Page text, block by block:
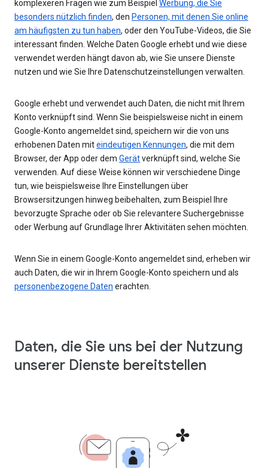
komplexeren Fragen wie zum Beispiel Werbung, die Sie
besonders nützlich finden, den Personen, mit denen Sie online
am häufigsten zu tun haben, oder den YouTube-Videos, die Sie
interessant finden. Welche Daten Google erhebt und wie diese
verwendet werden hängt davon ab, wie Sie unsere Dienste
nutzen und wie Sie Ihre Datenschutzeinstellungen verwalten.
Google erhebt und verwendet auch Daten, die nicht mit Ihrem
Konto verknüpft sind. Wenn Sie beispielsweise nicht in einem
Google-Konto angemeldet sind, speichern wir die von uns
erhobenen Daten miteindeutigen Kennungen, die mit dem
Browser, der App oder dem Gerätverknüpft sind, welche Sie
verwenden. Auf diese Weise können wir verschiedene Dinge
tun, wie beispielsweise Ihre Einstellungen über
Browsersitzungen hinweg beibehalten, zum Beispiel Ihre
bevorzugte Sprache oder ob Sie relevantere Suchergebnisse
oder Werbung auf Grundlage Ihrer Aktivitäten sehen möchten.
Wenn Sie in einem Google-Konto angemeldet sind, erheben wir
auch Daten, die wir in Ihrem Google-Konto speichern und als
personenbezogene Daten erachten.
Daten, die Sie uns bei der Nutzung
unserer Dienste bereitstellen